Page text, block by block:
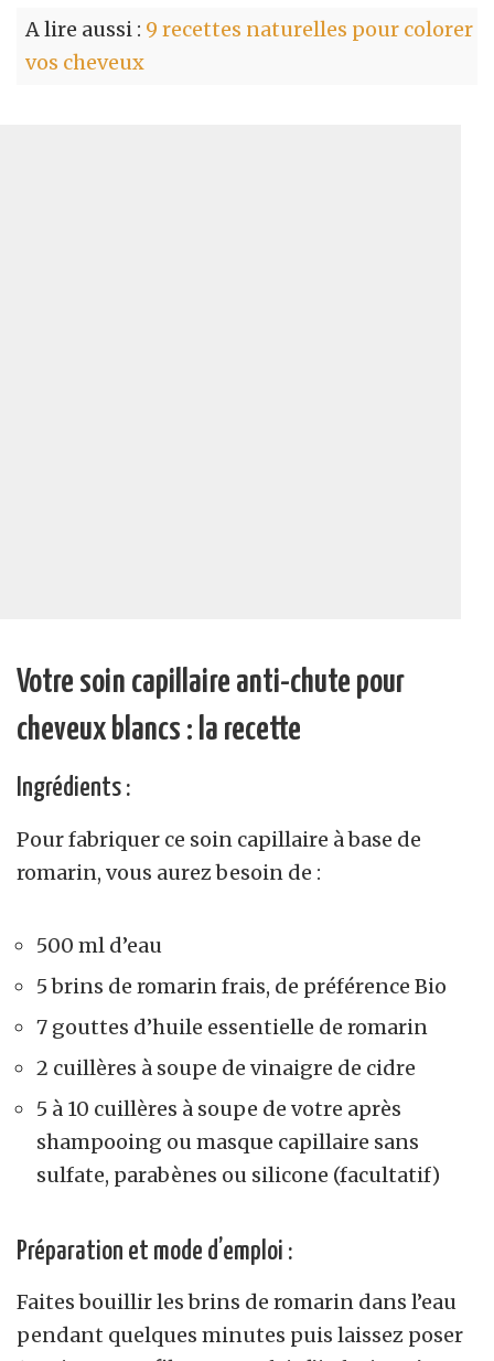
A lire aussi : 9 recettes naturelles pour colorer
vos cheveux
Votre soin capillaire anti-chute pour
cheveux blancs : la recette
Ingrédients :
Pour fabriquer ce soin capillaire à base de
romarin, vous aurez besoin de :
500 ml d’eau
5 brins de romarin frais, de préférence Bio
7 gouttes d’huile essentielle de romarin
2 cuillères à soupe de vinaigre de cidre
5 à 10 cuillères à soupe de votre après
shampooing ou masque capillaire sans
sulfate, parabènes ou silicone (facultatif)
Préparation et mode d’emploi :
Faites bouillir les brins de romarin dans l’eau
pendant quelques minutes puis laissez poser